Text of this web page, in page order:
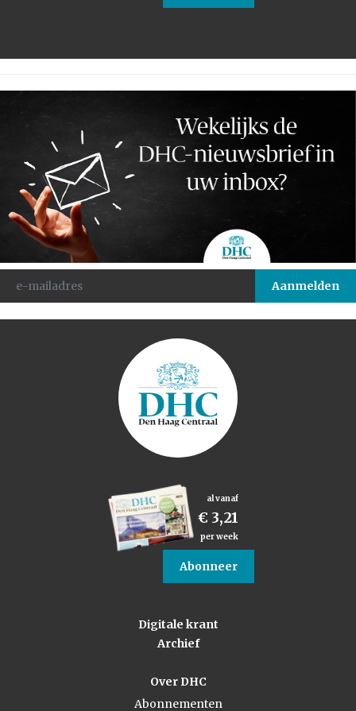
al vanaf
€ 3,21
per week
Abonneer
Digitale krant
Archief
Over DHC
Abonnementen